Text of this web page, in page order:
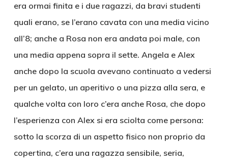
era ormai finita e i due ragazzi, da bravi studenti
quali erano, se l’erano cavata con una media vicino
all’8; anche a Rosa non era andata poi male, con
una media appena sopra il sette. Angela e Alex
anche dopo la scuola avevano continuato a vedersi
per un gelato, un aperitivo o una pizza alla sera, e
qualche volta con loro c’era anche Rosa, che dopo
l’esperienza con Alex si era sciolta come persona:
sotto la scorza di un aspetto fisico non proprio da
copertina, c’era una ragazza sensibile, seria,